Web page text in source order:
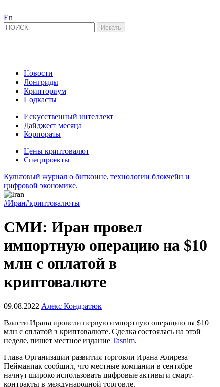
En
Новости
Лонгриды
Крипториум
Подкасты
Искусственный интеллект
Дайджест месяца
Корпораты
Цены криптовалют
Спецпроекты
Культовый журнал о биткоине, технологии блокчейн и
цифровой экономике.
#Иран#криптовалюты
СМИ: Иран провел
импортную операцию на $10
млн с оплатой в
криптовалюте
09.08.2022 Алекс Кондратюк
Власти Ирана провели первую импортную операцию на $10
млн с оплатой в криптовалюте. Сделка состоялась на этой
неделе, пишет местное издание Tasnim.
Глава Организации развития торговли Ирана Алиреза
Пейманпак сообщил, что местные компании в сентябре
начнут широко использовать цифровые активы и смарт-
контракты в международной торговле.